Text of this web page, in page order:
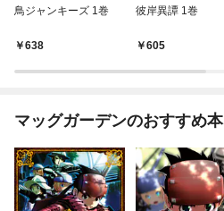
鳥ジャンキーズ 1巻
638
彼岸異譚 1巻
605
マッグガーデンのおすすめ本